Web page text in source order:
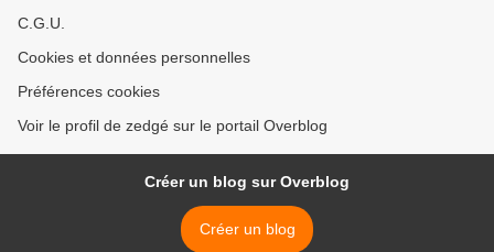
C.G.U.
Cookies et données personnelles
Préférences cookies
Voir le profil de zedgé sur le portail Overblog
Créer un blog sur Overblog
Créer un blog